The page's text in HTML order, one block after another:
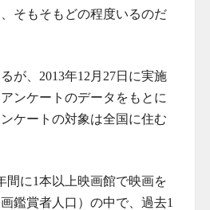
そもそもどの程度いるのだ
が、2013年12月27日に実施
ンケートのデータをもとに
ケートの対象は全国に住む
間に1本以上映画館で映画を
鑑賞者人口）の中で、過去1